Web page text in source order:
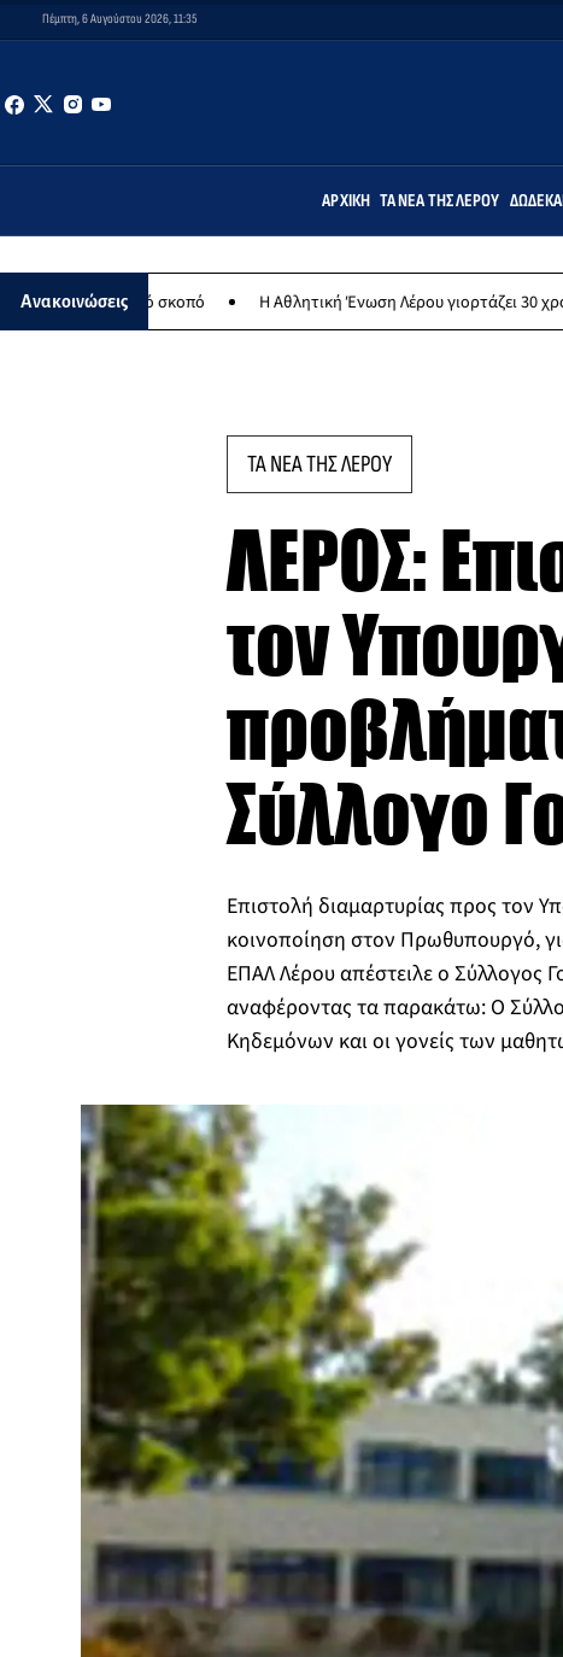
Πέμπτη, 6 Αυγούστου 2026, 11:35
ΑΡΧΙΚΉ ΤΑ ΝΈΑ ΤΗΣ ΛΈΡΟΥ
Ανακοινώσεις
σκοπό Η Αθλητική Ένωση Λέρου γιορτάζει 30 χρόνια
ΤΑ ΝΕΑ ΤΗΣ ΛΕΡΟΥ
ΛΕΡΟΣ:
τον
Σύλλογο
Επιστολή διαμαρτυρίας προς τον
κοινοποίηση στον Πρωθυπουργό,
ΕΠΑΛ Λέρου απέστειλε ο Σύλλογος
αναφέροντας τα παρακάτω: Ο
Κηδεμόνων και οι γονείς των